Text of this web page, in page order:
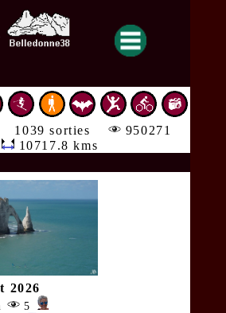
1039 sorties
950271
10717.8 kms
2026
5